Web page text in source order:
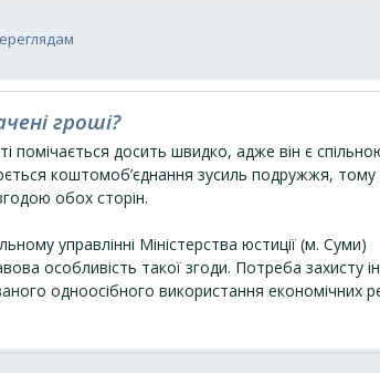
гроші?
помічається досить швидко, адже він є
коштомоб’єднання зусиль подружжя, тому
обох сторін.
управлінні Міністерства юстиції (м. Суми)
особливість такої згоди. Потреба захисту
одноосібного використання економічних